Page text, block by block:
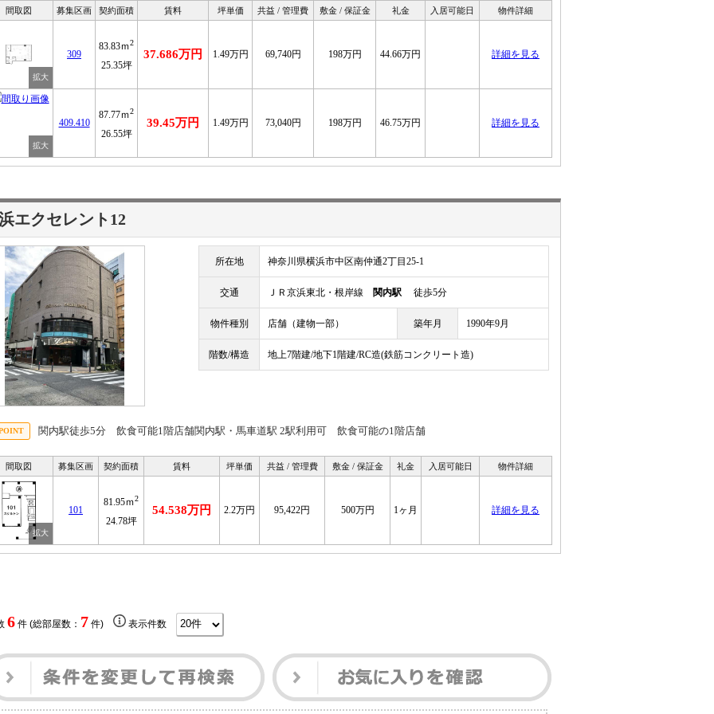
間取図 募集区画 契約面積 賃料 坪単価 共益 / 管理費 敷金 / 保証金 礼金 入居可能日 物件詳細
309
83.83ｍ2
25.35坪
37.686万円 1.49万円 69,740円 198万円 44.66万円 詳細を見る
409.410
87.77ｍ2
26.55坪
39.45万円 1.49万円 73,040円 198万円 46.75万円 詳細を見る
エクセレント12
所在地 神奈川県横浜市中区南仲通2丁目25-1
交通 ＪＲ京浜東北・根岸線 関内駅 徒歩5分
物件種別 店舗（建物一部） 築年月 1990年9月
階数/構造 地上7階建/地下1階建/RC造(鉄筋コンクリート造)
関内駅徒歩5分 飲食可能1階店舗関内駅・馬車道駅 2駅利用可 飲食可能の1階店舗
間取図 募集区画 契約面積 賃料 坪単価 共益 / 管理費 敷金 / 保証金 礼金 入居可能日 物件詳細
101
81.95ｍ2
24.78坪
54.538万円 2.2万円 95,422円 500万円 1ヶ月 詳細を見る
6件 (総部屋数： 7 件) 表示件数